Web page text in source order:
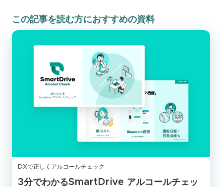
この記事を読む方におすすめの資料
DXで正しくアルコールチェック
3分でわかるSmartDrive アルコールチェッ